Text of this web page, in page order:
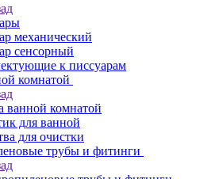
механический
сенсорный
к писсуарам
комнатой
ванной комнатой
для ванной
для очистки
трубы и фитинги